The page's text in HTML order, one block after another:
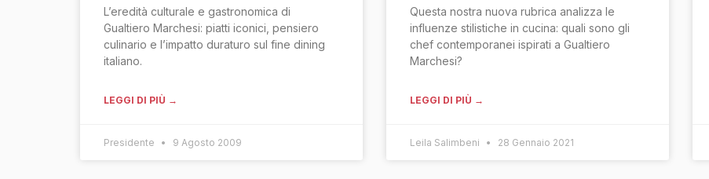
L’eredità culturale e gastronomica di
Gualtiero Marchesi: piatti iconici, pensiero
culinario e l’impatto duraturo sul fine dining
italiano.
LEGGI DI PIÙ →
Presidente 9 Agosto 2009
Questa nostra nuova rubrica analizza le
influenze stilistiche in cucina: quali sono gli
chef contemporanei ispirati a Gualtiero
Marchesi?
LEGGI DI PIÙ →
Leila Salimbeni 28 Gennaio 2021